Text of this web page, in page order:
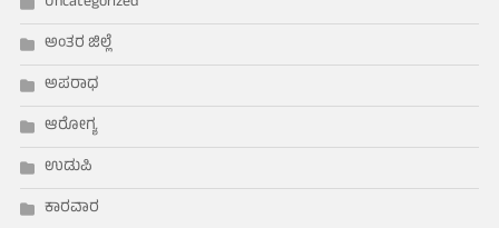
ಅಂತರ ಜಿಲ್ಲೆ
ಅಪರಾಧ
ಆರೋಗ್ಯ
ಉಡುಪಿ
ಕಾರವಾರ